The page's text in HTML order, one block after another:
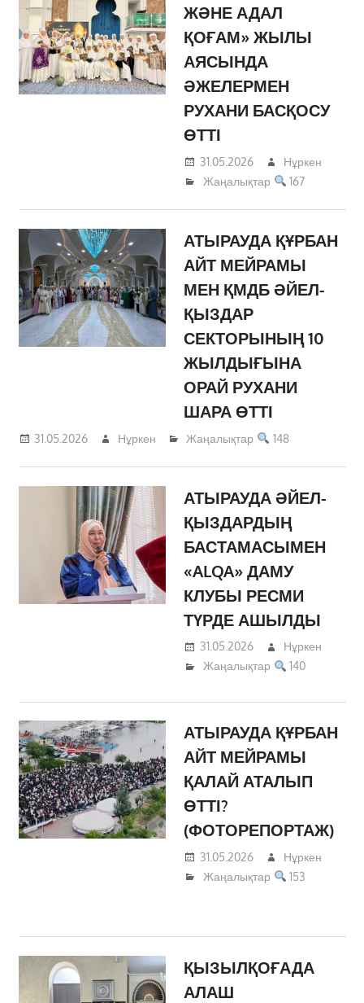
ЖӘНЕ АДАЛ
ҚОҒАМ» ЖЫЛЫ
АЯСЫНДА
ӘЖЕЛЕРМЕН
РУХАНИ БАСҚОСУ
ӨТТІ
31.05.2026
Нұркен
Жаңалықтар
167
АТЫРАУДА ҚҰРБАН
АЙТ МЕЙРАМЫ
МЕН ҚМДБ ӘЙЕЛ-
ҚЫЗДАР
СЕКТОРЫНЫҢ 10
ЖЫЛДЫҒЫНА
ОРАЙ РУХАНИ
ШАРА ӨТТІ
31.05.2026 Нұркен Жаңалықтар 148
АТЫРАУДА ӘЙЕЛ-
ҚЫЗДАРДЫҢ
БАСТАМАСЫМЕН
«ALQA» ДАМУ
КЛУБЫ РЕСМИ
ТҮРДЕ АШЫЛДЫ
31.05.2026
Нұркен
Жаңалықтар
140
АТЫРАУДА ҚҰРБАН
АЙТ МЕЙРАМЫ
ҚАЛАЙ АТАЛЫП
ӨТТІ?
(ФОТОРЕПОРТАЖ)
31.05.2026
Нұркен
Жаңалықтар
153
ҚЫЗЫЛҚОҒАДА
АЛАШ